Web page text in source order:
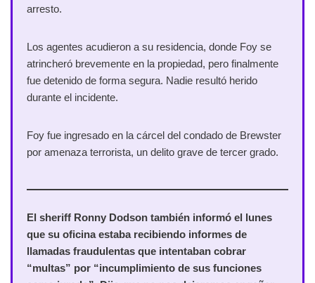
arresto.
Los agentes acudieron a su residencia, donde Foy se
atrincheró brevemente en la propiedad, pero finalmente
fue detenido de forma segura. Nadie resultó herido
durante el incidente.
Foy fue ingresado en la cárcel del condado de Brewster
por amenaza terrorista, un delito grave de tercer grado.
El sheriff Ronny Dodson también informó el lunes
que su oficina estaba recibiendo informes de
llamadas fraudulentas que intentaban cobrar
“multas” por “incumplimiento de sus funciones